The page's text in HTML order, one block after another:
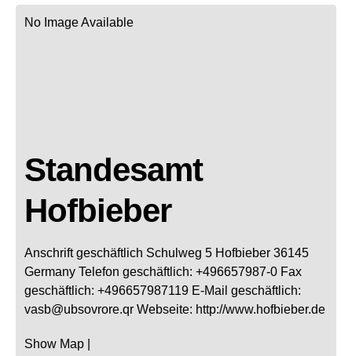
No Image Available
Standesamt
Hofbieber
Anschrift geschäftlich Schulweg 5 Hofbieber 36145
Germany Telefon geschäftlich: +496657987-0 Fax
geschäftlich: +496657987119 E-Mail geschäftlich:
vasb@ubsovrore.qr Webseite: http://www.hofbieber.de
Show Map